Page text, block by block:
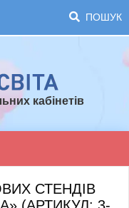
ПОШУК
кабінетів
СТЕНДІВ
(АРТИКУЛ: 3-